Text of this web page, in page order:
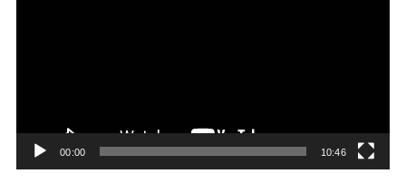
00:00 10:46